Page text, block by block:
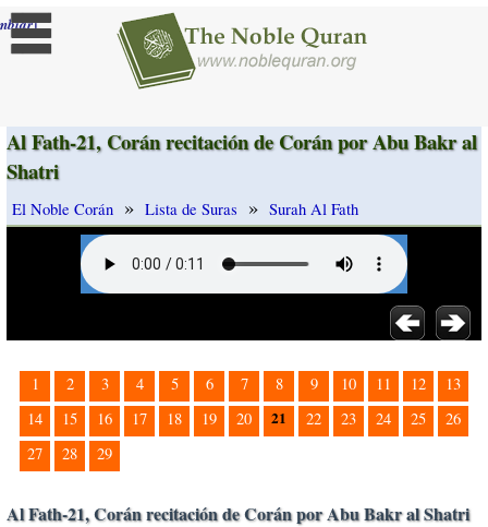
]
Al Fath-21, Corán recitación de Corán por Abu Bakr al
Shatri
El Noble Corán » Lista de Suras » Surah Al Fath
1 2 3 4 5 6 7 8 9 10 11 12
13
14
15 16 17 18 19 20 21 22 23 24 25
26
27
28 29
Al Fath-21, Corán recitación de Corán por Abu Bakr al Shatri